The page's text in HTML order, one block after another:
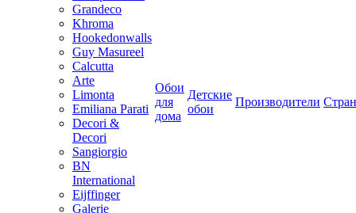
Grandeco
Khroma
Hookedonwalls
Guy Masureel
Calcutta
Arte
Limonta
Emiliana Parati
Decori &
Decori
Sangiorgio
BN
International
Eijffinger
Galerie
Обои
для
дома
Детские
обои
Производители